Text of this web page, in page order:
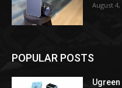
August 4,
POPULAR POSTS
Ugreen